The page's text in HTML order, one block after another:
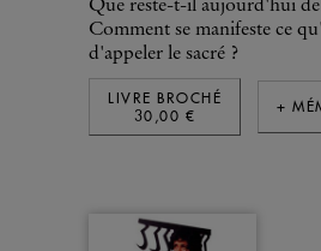
Que reste-t-il aujourd'hui de
Comment se manifeste ce
d'appeler le sacré ?
LIVRE BROCHÉ
30,00 €
+